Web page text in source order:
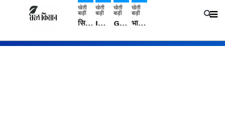
खेती
बाड़ी
सिरसा: कृषि विज्ञान केंद्र की बैठक में फसल बीमा विधि कारण व कृषि उद्यमिता बढ़ावा देने पर चर्चा
खेती
बाड़ी
IMD: राजस्थान में प्री-मानसून की सामान्य से 74% अधिक बारिश, दस्तक में देरी और मानसून कमजोर रहेगा
खेती
बाड़ी
Guar Ka Rate: ग्वार के भाव में हल्की बढ़ोतरी, बढ़ सकता है बुवाई का रकबा
खेती
बाड़ी
भारत में 29 मई से शुरु होगी प्री-मानसून बारिश, ECMWF विदेशी मौसम एजेंसी का पूर्वानुमान